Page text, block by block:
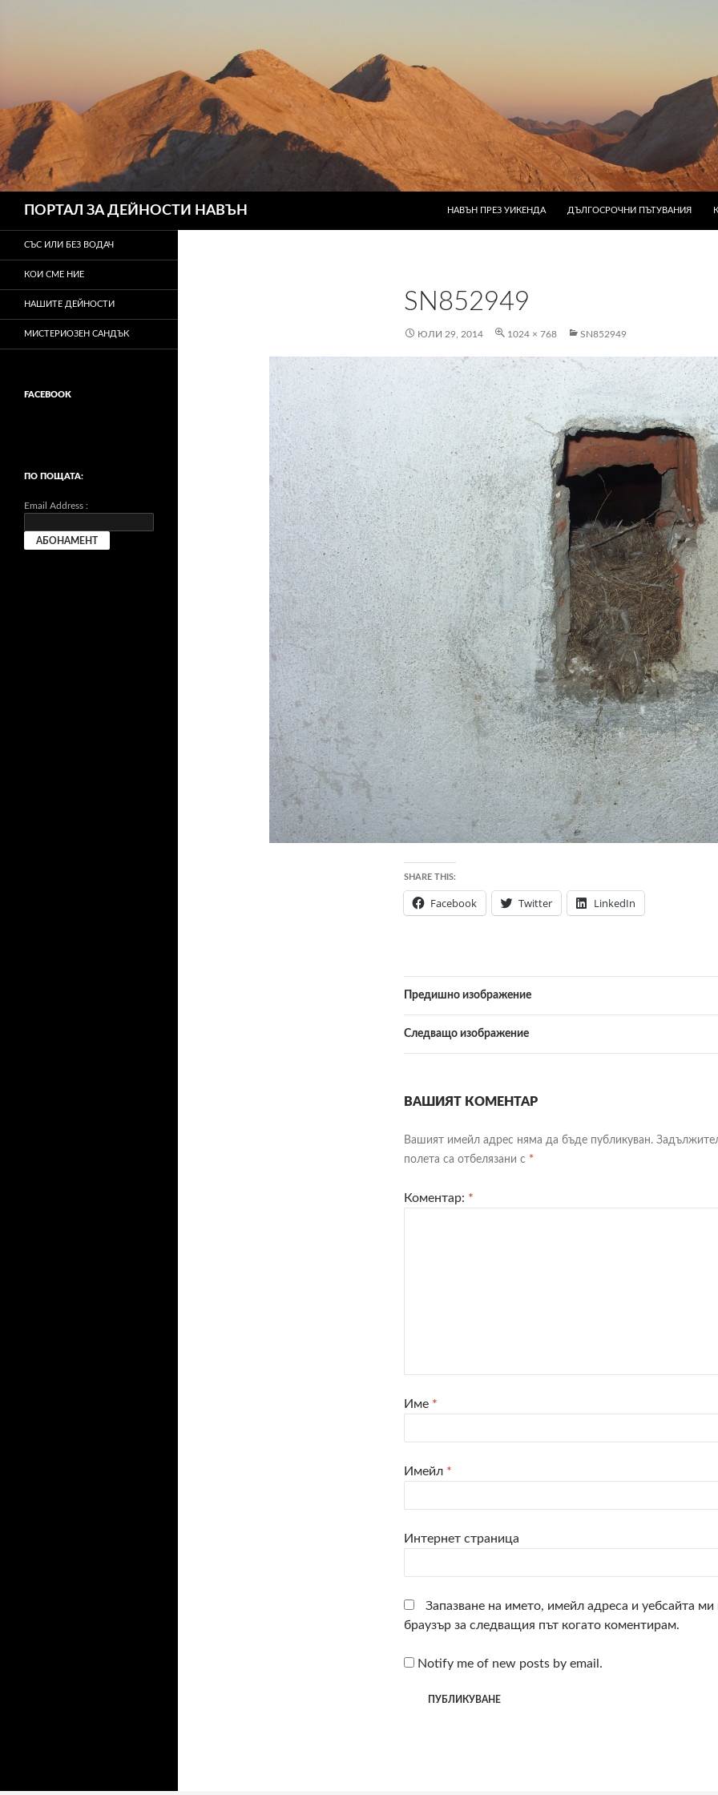
ПОРТАЛ ЗА ДЕЙНОСТИ НАВЪН
НАВЪН ПРЕЗ УИКЕНДА
ДЪЛГОСРОЧНИ ПЪТУВАНИЯ
SN852949
ЮЛИ 29, 2014 1024 × 768 SN852949
SHARE THIS:
Facebook Twitter LinkedIn
Предишно изображение
Следващо изображение
ВАШИЯТ КОМЕНТАР
Вашият имейл адрес няма да бъде публикуван.
полета са отбелязани с *
Коментар: *
Име *
Имейл *
Интернет страница
Запазване на името, имейл адреса и уебсайта ми
браузър за следващия път когато коментирам.
Notify me of new posts by email.
СЪС ИЛИ БЕЗ ВОДАЧ
КОИ СМЕ НИЕ
НАШИТЕ ДЕЙНОСТИ
МИСТЕРИОЗЕН САНДЪК
FACEBOOK
ПО ПОЩАТА:
Email Address :